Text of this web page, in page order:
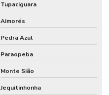
Tupaciguara
Aimorés
Pedra Azul
Paraopeba
Monte Sião
Jequitinhonha